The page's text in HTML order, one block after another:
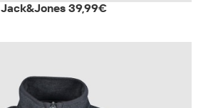
Jack&Jones 39,99€